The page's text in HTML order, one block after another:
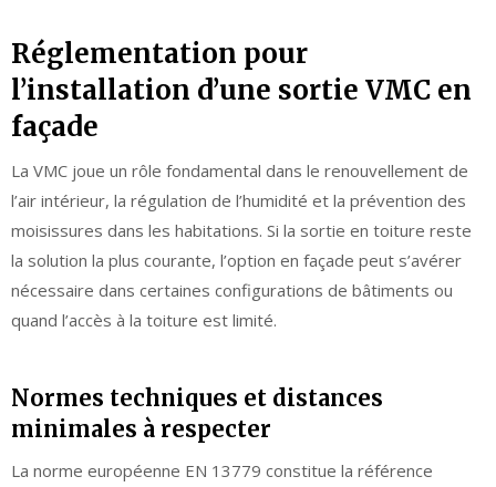
Réglementation pour
l’installation d’une sortie VMC en
façade
La VMC joue un rôle fondamental dans le renouvellement de
l’air intérieur, la régulation de l’humidité et la prévention des
moisissures dans les habitations. Si la sortie en toiture reste
la solution la plus courante, l’option en façade peut s’avérer
nécessaire dans certaines configurations de bâtiments ou
quand l’accès à la toiture est limité.
Normes techniques et distances
minimales à respecter
La norme européenne EN 13779 constitue la référence